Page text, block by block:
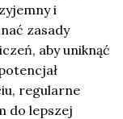
i
zasady
aby uniknąć
regularne
do lepszej